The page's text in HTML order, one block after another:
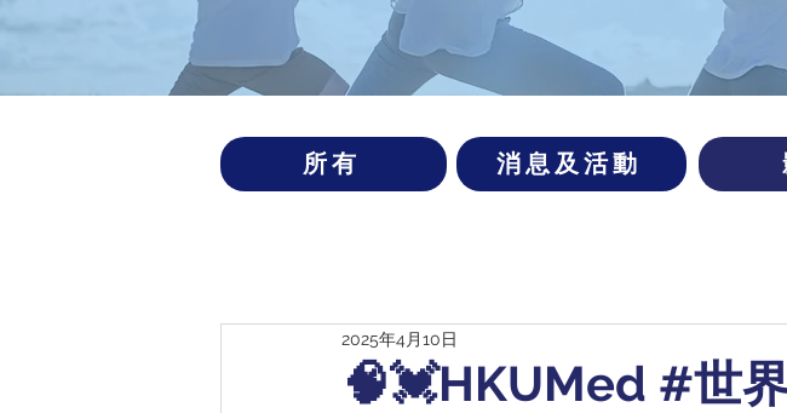
所有 消息及活動
🧠💓HKUMed #世
2025年4月10日